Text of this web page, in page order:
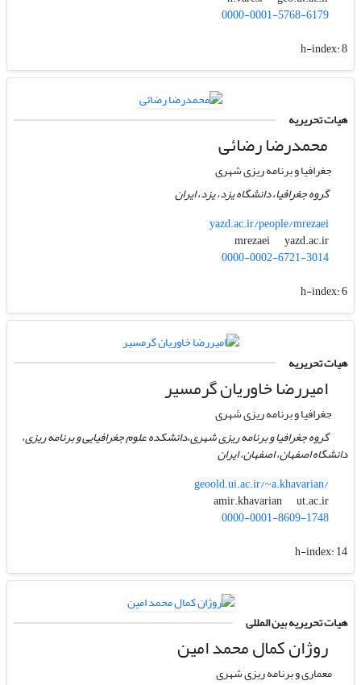
0000-0001-5768-6179
h-index:8
هیات تحریریه
محمد‌رضا رضائی
جغرافیا و برنامه ریزی شهری
گروه جغرافیا، دانشگاه یزد، یزد، ایران
yazd.ac.ir/people/mrezaei
mrezaei
yazd.ac.ir
0000-0002-6721-3014
h-index:6
هیات تحریریه
امیررضا خاوریان گرمسیر
جغرافیا و برنامه ریزی شهری
گروه جغرافیا و برنامه ریزی شهری،دانشکده علوم جغرافیایی و برنامه ریزی،
دانشگاه اصفهان، اصفهان، ایران
geoold.ui.ac.ir/~a.khavarian/
amir.khavarian
ut.ac.ir
0000-0001-8609-1748
h-index:14
هیات تحریریه بین المللی
روژان کمال محمد امین
معماری و برنامه ریزی شهری